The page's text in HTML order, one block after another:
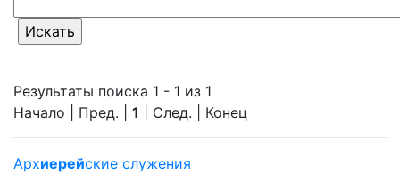
Результаты поиска 1 - 1 из 1
Начало | Пред. | 1 | След. | Конец
Архиерейские служения